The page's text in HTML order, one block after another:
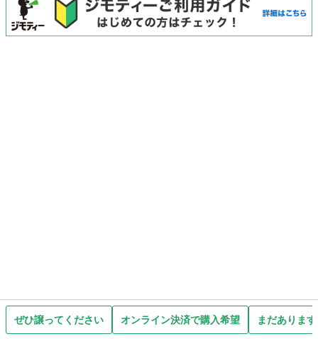
ぜひ譲ってください オンライン決済で購入希望 まだありま